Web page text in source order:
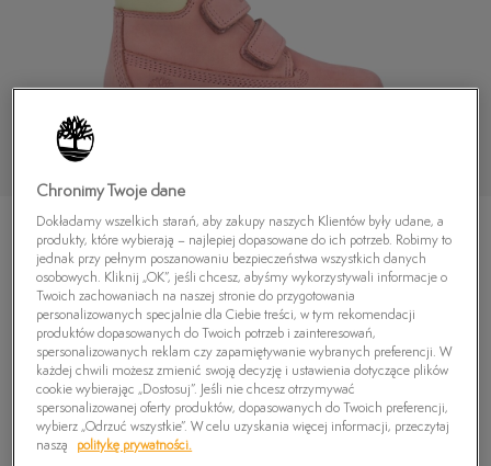
TIMBERLAND POKEY PINE H&L
249,99zł
PRODUKT NIEDOSTĘPNY
Wybierz swój rozmiar, a gdy będzie dostępny, otrzymasz od nas
Chronimy Twoje dane
Dokładamy wszelkich starań, aby zakupy naszych Klientów były udane, a
produkty, które wybierają – najlepiej dopasowane do ich potrzeb. Robimy to
jednak przy pełnym poszanowaniu bezpieczeństwa wszystkich danych
osobowych. Kliknij „OK”, jeśli chcesz, abyśmy wykorzystywali informacje o
Twoich zachowaniach na naszej stronie do przygotowania
personalizowanych specjalnie dla Ciebie treści, w tym rekomendacji
produktów dopasowanych do Twoich potrzeb i zainteresowań,
spersonalizowanych reklam czy zapamiętywanie wybranych preferencji. W
każdej chwili możesz zmienić swoją decyzję i ustawienia dotyczące plików
cookie wybierając „Dostosuj”. Jeśli nie chcesz otrzymywać
spersonalizowanej oferty produktów, dopasowanych do Twoich preferencji,
wybierz „Odrzuć wszystkie”. W celu uzyskania więcej informacji, przeczytaj
naszą
politykę prywatności.